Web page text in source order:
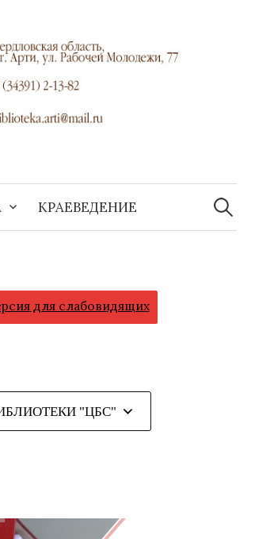
КРАЕВЕДЕНИЕ
Найти:
для слабовидящих
"ЦБС"